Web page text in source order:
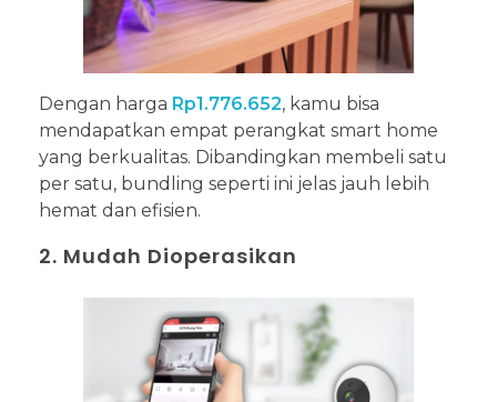
Dengan harga Rp1.776.652, kamu bisa
mendapatkan empat perangkat smart home
yang berkualitas. Dibandingkan membeli satu
per satu, bundling seperti ini jelas jauh lebih
hemat dan efisien.
2. Mudah Dioperasikan